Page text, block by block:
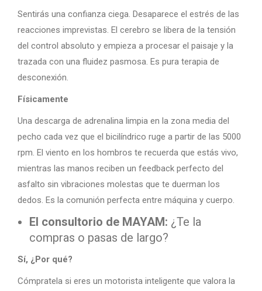
Sentirás una confianza ciega. Desaparece el estrés de las
reacciones imprevistas. El cerebro se libera de la tensión
del control absoluto y empieza a procesar el paisaje y la
trazada con una fluidez pasmosa. Es pura terapia de
desconexión.
Físicamente
Una descarga de adrenalina limpia en la zona media del
pecho cada vez que el bicilíndrico ruge a partir de las 5000
rpm. El viento en los hombros te recuerda que estás vivo,
mientras las manos reciben un feedback perfecto del
asfalto sin vibraciones molestas que te duerman los
dedos. Es la comunión perfecta entre máquina y cuerpo.
El consultorio de MAYAM: ¿Te la
compras o pasas de largo?
Sí, ¿Por qué?
Cómpratela si eres un motorista inteligente que valora la